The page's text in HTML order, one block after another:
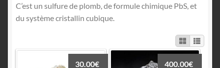
Français
Contactez-nous
Sites amis
C’est un sulfure de plomb, de formule chimique PbS, et
du système cristallin cubique.
30.00€ 400.00€